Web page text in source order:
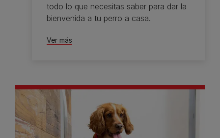
todo lo que necesitas saber para dar la
bienvenida a tu perro a casa.
Ver más